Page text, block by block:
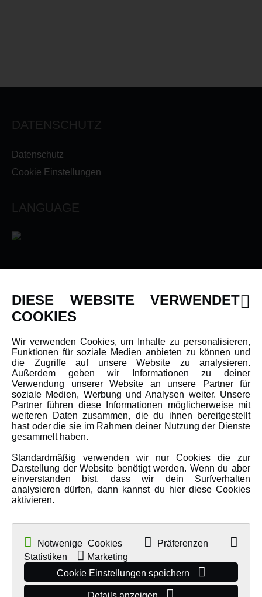
DATENSCHUTZ
Datenschutz
Cookie Einstellungen
LANGUAGE
Newsletter
Karriere
Amewi Kataloge
MEHR VON AMEWI
AMXRacing - Qualitäts RC-Zubehör
Malinos - Die kreative Seite von Amewi
Werden Sie Amewi Händler
Amewi B2B-Shop
DIESE WEBSITE VERWENDET
COOKIES
Wir verwenden Cookies, um Inhalte zu personalisieren,
Funktionen für soziale Medien anbieten zu können und
die Zugriffe auf unsere Website zu analysieren.
Außerdem geben wir Informationen zu deiner
Verwendung unserer Website an unsere Partner für
soziale Medien, Werbung und Analysen weiter. Unsere
Partner führen diese Informationen möglicherweise mit
weiteren Daten zusammen, die du ihnen bereitgestellt
hast oder die sie im Rahmen deiner Nutzung der Dienste
gesammelt haben.
Standardmäßig verwenden wir nur Cookies die zur
Darstellung der Website benötigt werden. Wenn du aber
einverstanden bist, dass wir dein Surfverhalten
analysieren dürfen, dann kannst du hier diese Cookies
aktivieren.
Notwenige Cookies
Präferenzen
Statistiken
Marketing
Cookie Einstellungen speichern